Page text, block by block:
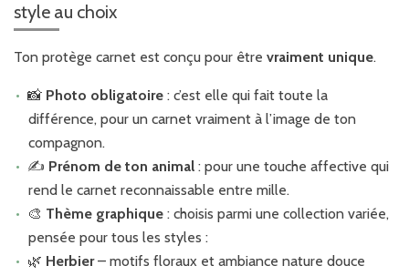
style au choix
Ton protège carnet est conçu pour être vraiment unique.
📸 Photo obligatoire: c’est elle qui fait toute la
différence, pour un carnet vraiment à l’image de ton
compagnon.
✍️ Prénom de ton animal: pour une touche affective qui
rend le carnet reconnaissable entre mille.
🎨 Thème graphique: choisis parmi une collection variée,
pensée pour tous les styles :
🌿 Herbier– motifs floraux et ambiance nature douce